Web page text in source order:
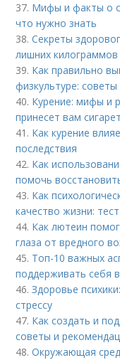
37. Мифы и факты о
что нужно знать
38.Секреты
лишних
39. Как правильно
физкультуре:
40. Курение: мифы и
принесет вам
41. Как курение
последствия
42. Как
помочь
43. Как
качество жизни:
44. Как лютеин
глаза от вредного
45. Топ-10 важных
поддерживать себя
46.Здоровье
стрессу
47. Как создать и
советы и
48.Окружающая